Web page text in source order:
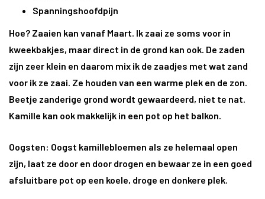
Spanningshoofdpijn
Hoe? Zaaien kan vanaf Maart. Ik zaai ze soms voor in
kweekbakjes, maar direct in de grond kan ook. De zaden
zijn zeer klein en daarom mix ik de zaadjes met wat zand
voor ik ze zaai. Ze houden van een warme plek en de zon.
Beetje zanderige grond wordt gewaardeerd, niet te nat.
Kamille kan ook makkelijk in een pot op het balkon.
Oogsten: Oogst kamillebloemen als ze helemaal open
zijn, laat ze door en door drogen en bewaar ze in een goed
afsluitbare pot op een koele, droge en donkere plek.